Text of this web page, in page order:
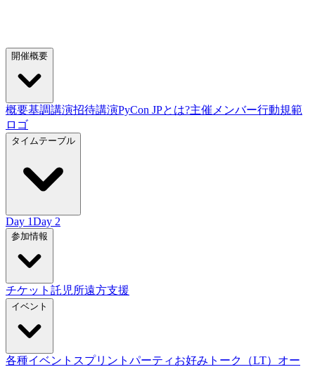
開催概要
概要基調講演招待講演PyCon JPとは?主催メンバー行動規範
ロゴ
タイムテーブル
Day 1Day 2
参加情報
チケット 託児所遠方支援
イベント
各種イベント スプリント パーティ お好みトーク（LT） オー